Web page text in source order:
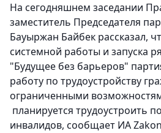
На сегодняшнем заседании
заместитель Председателя
Бауыржан Байбек рассказал,
системной работы и запуска
"Будущее без барьеров"
работу по трудоустройству
ограниченными
планируется трудоустроить
инвалидов, сообщает ИА